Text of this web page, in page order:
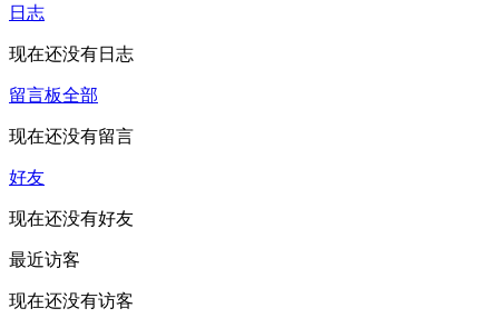
日志
现在还没有日志
留言板全部
现在还没有留言
好友
现在还没有好友
最近访客
现在还没有访客